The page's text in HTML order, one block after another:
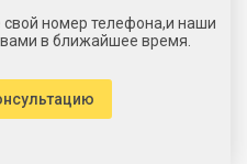
свой номер телефона,и наши
в ближайшее время.